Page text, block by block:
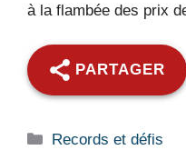
à la flambée des prix
PARTAGER
Catégories
Records et défis